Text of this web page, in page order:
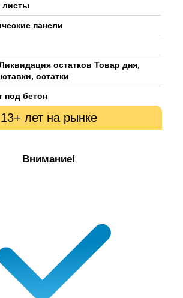
листы
панели
остатков Товар дня,
остатки
под бетон
13+ лет на рынке
Внимание!